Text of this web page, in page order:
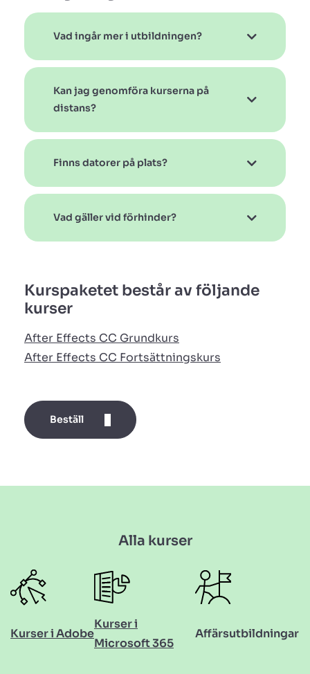
Vad ingår mer i utbildningen?
Kan jag genomföra kurserna på
distans?
Finns datorer på plats?
Vad gäller vid förhinder?
Kurspaketet består av följande
kurser
After Effects CC Grundkurs
After Effects CC Fortsättningskurs
Beställ
Alla kurser
Kurser i Adobe
Kurser i
Microsoft 365
Affärsutbildningar